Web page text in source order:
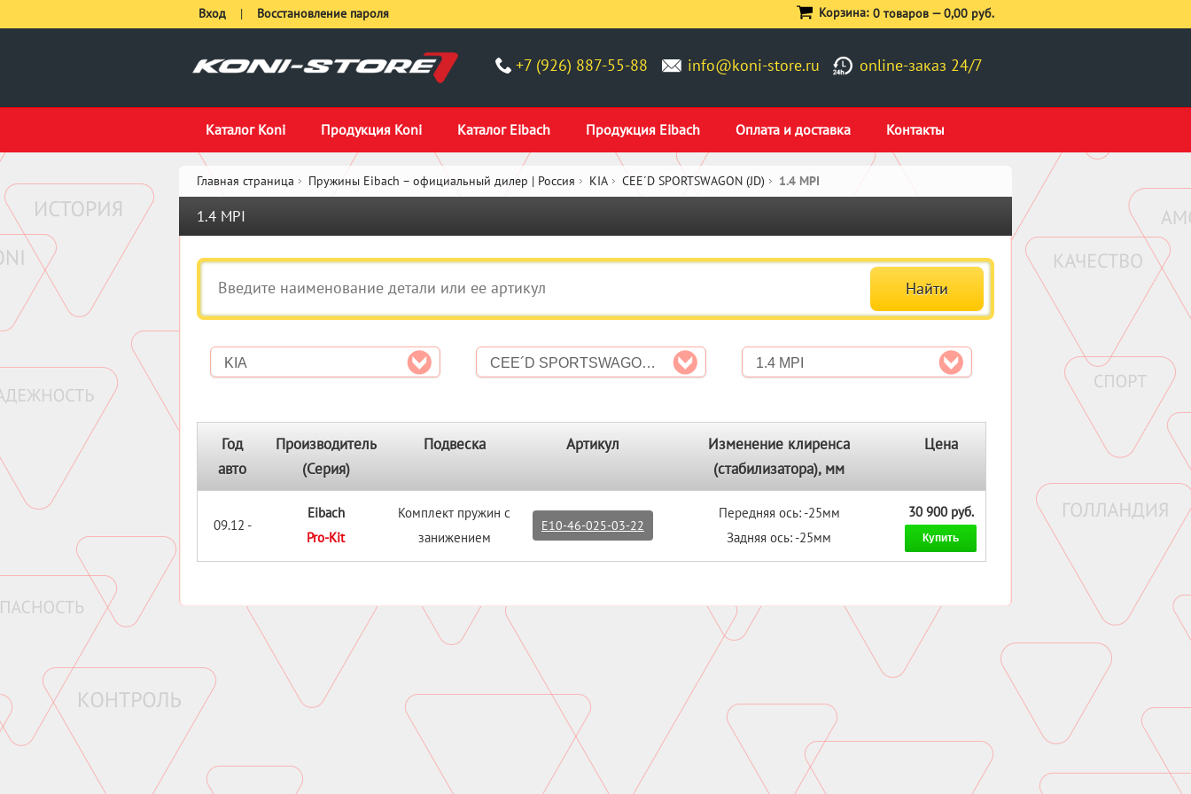
+7 (926) 887-55-88 info@koni-store.ru online-заказ 24/7
Каталог Koni Продукция Koni Каталог Eibach Продукция Eibach Оплата и доставка Контакты
Вход | Восстановление пароля Корзина: 0 товаров —0,00 руб.
Главная страница Пружины Eibach – официальный дилер | Россия KIA CEE´D SPORTSWAGON (JD) 1.4 MPI
1.4 MPI
KIA CEE´D SPORTSWAGON (JD) 1.4 MPI
Год
авто
Производитель
(Серия)
Подвеска Артикул
Изменение клиренса
(стабилизатора), мм
Цена
09.12 -
Eibach
Pro-Kit
Комплект пружин с
занижением
E10-46-025-03-22
Передняя ось: -25мм
Задняя ось: -25мм
30 900 руб.
Купить